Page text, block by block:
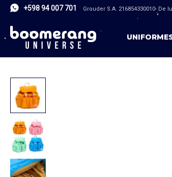
+598 94 007 701 Grouder S.A. 216854330010- De